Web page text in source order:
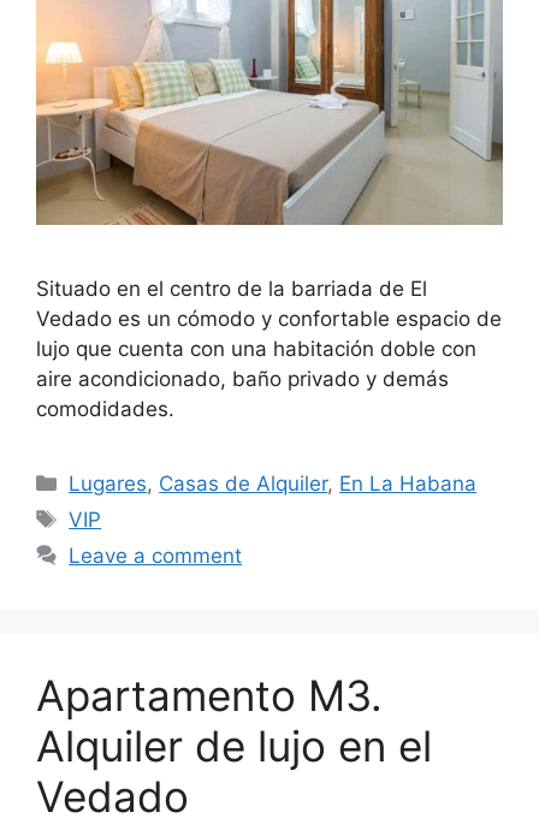
Situado en el centro de la barriada de El
Vedado es un cómodo y confortable espacio de
lujo que cuenta con una habitación doble con
aire acondicionado, baño privado y demás
comodidades.
Categories
Lugares, Casas de Alquiler, En La Habana
Tags
VIP
Leave a comment
Apartamento M3.
Alquiler de lujo en el
Vedado